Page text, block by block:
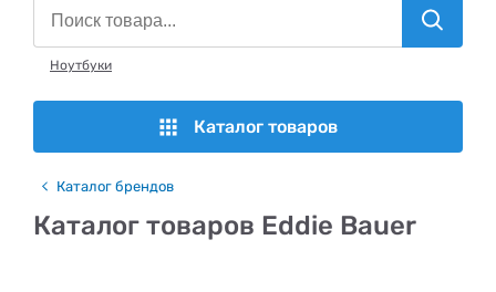
Ноутбуки
Каталог товаров
Каталог брендов
Каталог товаров Eddie Bauer